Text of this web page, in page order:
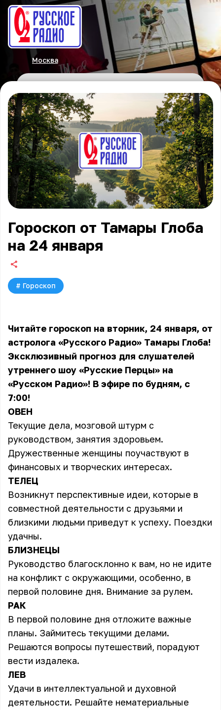
Москва
Гороскоп от Тамары Глоба
на 24 января
# Гороскоп
Читайте гороскоп на вторник, 24 января, от
астролога «Русского Радио» Тамары Глоба!
Эксклюзивный прогноз для слушателей
утреннего шоу «Русские Перцы» на
«Русском Радио»! В эфире по будням, с
7:00!
ОВЕН
Текущие дела, мозговой штурм с
руководством, занятия здоровьем.
Дружественные женщины поучаствуют в
финансовых и творческих интересах.
ТЕЛЕЦ
Возникнут перспективные идеи, которые в
совместной деятельности с друзьями и
близкими людьми приведут к успеху. Поездки
удачны.
БЛИЗНЕЦЫ
Руководство благосклонно к вам, но не идите
на конфликт с окружающими, особенно, в
первой половине дня. Внимание за рулем.
РАК
В первой половине дня отложите важные
планы. Займитесь текущими делами.
Решаются вопросы путешествий, порадуют
вести издалека.
ЛЕВ
Удачи в интеллектуальной и духовной
деятельности. Решайте нематериальные